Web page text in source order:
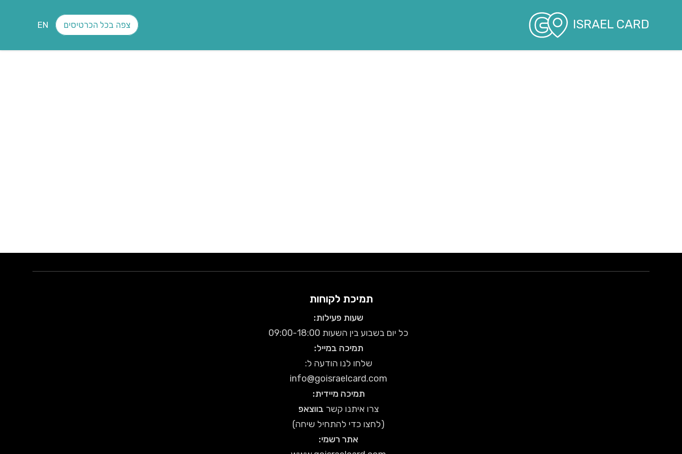
ISRAEL CARD צפה בכל הכרטיסים EN
תמיכת לקוחות
שעות פעילות:
כל יום בשבוע בין השעות 09:00-18:00
תמיכה במייל:
שלחו לנו הודעה ל:
info@goisraelcard.com
תמיכה מיידית:
צרו איתנו קשר בווצאפ
(לחצו כדי להתחיל שיחה)
אתר רשמי: